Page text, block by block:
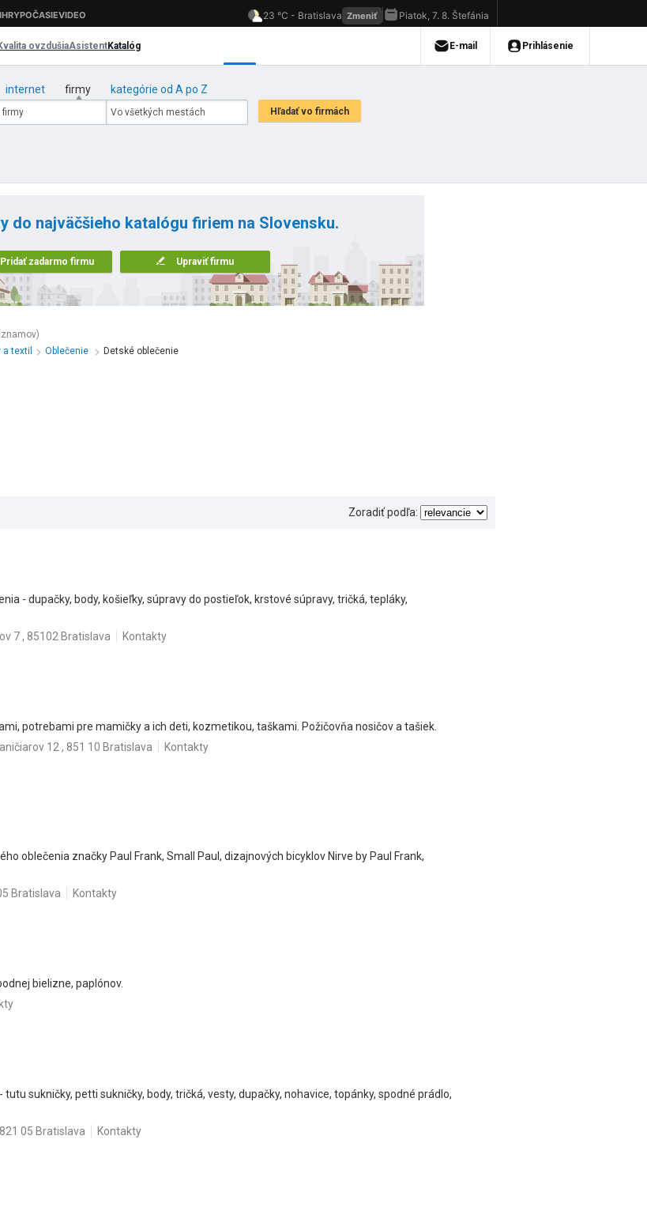
internet firmy kategórie od A po Z
do najväčšieho katalógu firiem na Slovensku.
Pridať zadarmo firmu Upraviť firmu
a textil Oblečenie Detské oblečenie
Zoradiť podľa:
- dupačky, body, košieľky, súpravy do postieľok, krstové súpravy, tričká, tepláky,
7 , 85102 Bratislava Kontakty
potrebami pre mamičky a ich deti, kozmetikou, taškami. Požičovňa nosičov a tašiek.
12 , 851 10 Bratislava Kontakty
oblečenia značky Paul Frank, Small Paul, dizajnových bicyklov Nirve by Paul Frank,
Bratislava Kontakty
bielizne, paplónov.
sukničky, petti sukničky, body, tričká, vesty, dupačky, nohavice, topánky, spodné prádlo,
05 Bratislava Kontakty